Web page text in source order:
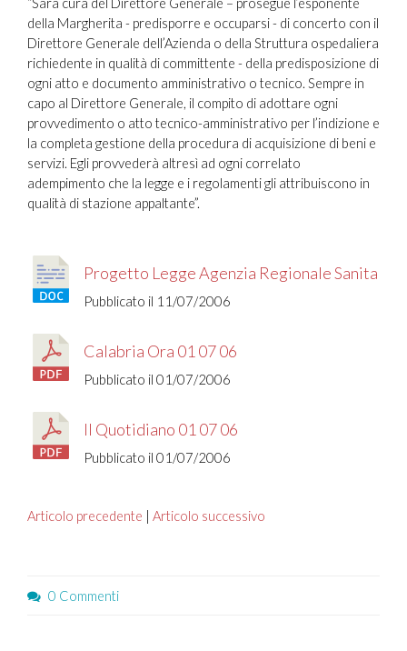
della Margherita - predisporre e occuparsi - di concerto con il
Direttore Generale dell’Azienda o della Struttura ospedaliera
richiedente in qualità di committente - della predisposizione di
ogni atto e documento amministrativo o tecnico. Sempre in
capo al Direttore Generale, il compito di adottare ogni
provvedimento o atto tecnico-amministrativo per l’indizione e
la completa gestione della procedura di acquisizione di beni e
servizi. Egli provvederà altresì ad ogni correlato
adempimento che la legge e i regolamenti gli attribuiscono in
qualità di stazione appaltante”.
Progetto Legge Agenzia Regionale Sanita
Pubblicato il 11/07/2006
Calabria Ora 01 07 06
Pubblicato il 01/07/2006
Il Quotidiano 01 07 06
Pubblicato il 01/07/2006
Articolo precedente | Articolo successivo
0 Commenti